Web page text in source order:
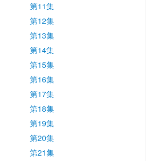
第11集
第12集
第13集
第14集
第15集
第16集
第17集
第18集
第19集
第20集
第21集